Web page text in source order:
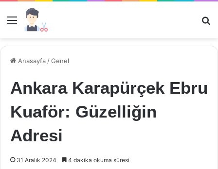
Menü
Anasayfa /Genel
Ankara Karapürçek Ebru
Kuaför: Güzelliğin
Adresi
31 Aralık 2024 4 dakika okuma süresi